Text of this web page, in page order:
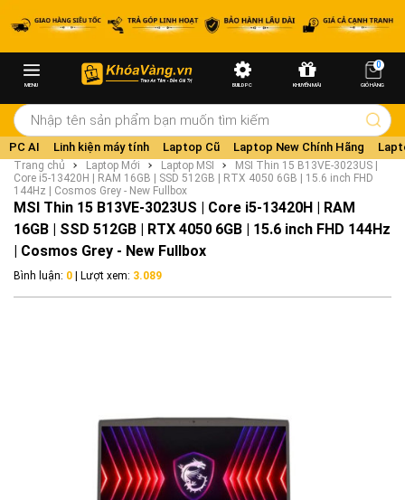
MENU BUILD PC KHUYẾN MÃI
0
GIỎ HÀNG
PC AI Linh kiện máy tính Laptop Cũ Laptop New Chính Hãng
Trang chủ Laptop Mới Laptop MSI
MSI Thin 15 B13VE-3023US |
Core i5-13420H | RAM 16GB | SSD 512GB | RTX 4050 6GB | 15.6 inch FHD
144Hz | Cosmos Grey - New Fullbox
MSI Thin 15 B13VE-3023US | Core i5-13420H | RAM
16GB | SSD 512GB | RTX 4050 6GB | 15.6 inch FHD 144Hz
| Cosmos Grey - New Fullbox
Bình luận: 0 | Lượt xem: 3.089